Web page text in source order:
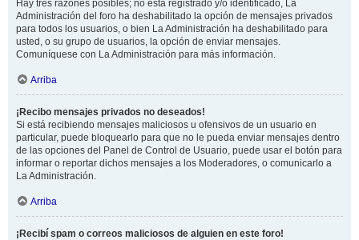
Hay tres razones posibles; no está registrado y/o identificado, La
Administración del foro ha deshabilitado la opción de mensajes privados
para todos los usuarios, o bien La Administración ha deshabilitado para
usted, o su grupo de usuarios, la opción de enviar mensajes.
Comuníquese con La Administración para más información.
Arriba
¡Recibo mensajes privados no deseados!
Si está recibiendo mensajes maliciosos u ofensivos de un usuario en
particular, puede bloquearlo para que no le pueda enviar mensajes dentro
de las opciones del Panel de Control de Usuario, puede usar el botón para
informar o reportar dichos mensajes a los Moderadores, o comunicarlo a
La Administración.
Arriba
¡Recibí spam o correos maliciosos de alguien en este foro!